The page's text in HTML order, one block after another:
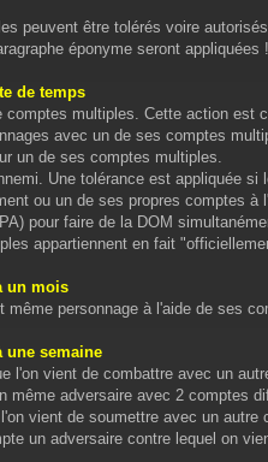
peuvent être tolérés voire
éponyme seront appliquées !
de temps
multiples. Cette action est
avec un de ses comptes
un de ses comptes multiples.
Une tolérance est appliquée
ou un de ses propres comptes à
pour faire de la DOM
appartiennent en fait
un mois
même personnage à l'aide de ses
une semaine
l'on vient de combattre avec un
même adversaire avec 2 comptes
vient de soumettre avec un autre
un adversaire contre lequel on